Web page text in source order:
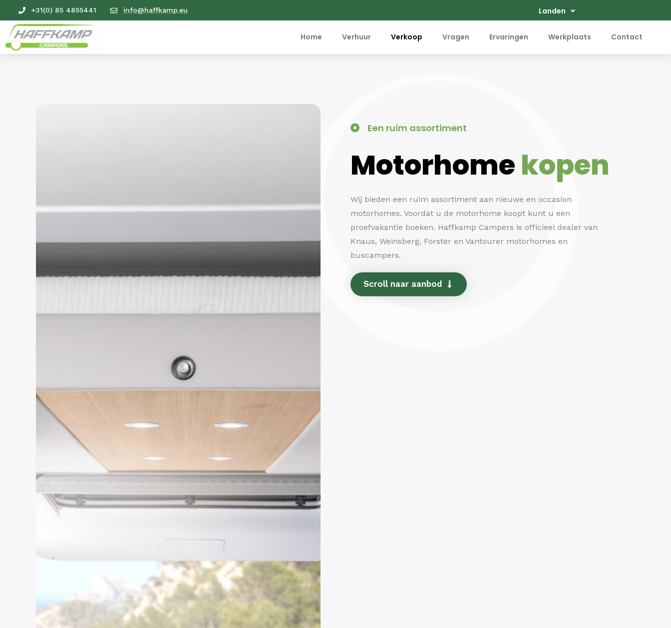
+31(0) 85 4855441 info@haffkamp.eu Landen
Home Verhuur Verkoop Vragen Ervaringen Werkplaats Contact
Een ruim assortiment
Motorhomekopen
Wij bieden een ruim assortiment aan nieuwe en occasion
motorhomes. Voordat u de motorhome koopt kunt u een
proefvakantie boeken. Haffkamp Campers is officieel dealer van
Knaus, Weinsberg, Forster en Vantourer motorhomes en
buscampers.
Scroll naar aanbod